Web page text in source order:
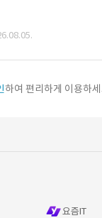
하여 편리하게 이용하
요즘IT